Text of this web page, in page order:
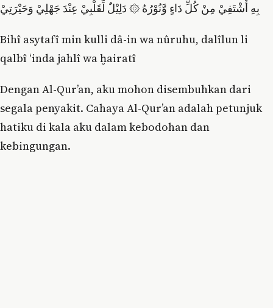
بِهِ أَشْتَفِيْ مِنْ كُلِّ دَاءٍ وَّنُوْرُهُ ۞ دَلِيْلٌ لِّقَلْبِيْ عِنْدَ جَهْلِيْ وَحَيْرَتِيْ
Bihî asytafî min kulli dâ-in wa nûruhu, dalîlun li
qalbî ‘inda jahlî wa ḫairatî
Dengan Al-Qur’an, aku mohon disembuhkan dari
segala penyakit. Cahaya Al-Qur’an adalah petunjuk
hatiku di kala aku dalam kebodohan dan
kebingungan.